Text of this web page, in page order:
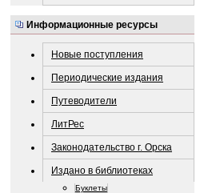
Информационные ресурсы
Новые поступления
Периодические издания
Путеводители
ЛитРес
Законодательство г. Орска
Издано в библиотеках
Буклеты